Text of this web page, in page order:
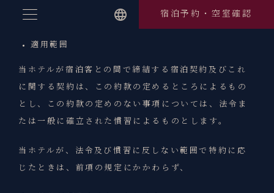
content
宿泊予約・空室確認
適用範囲
当ホテルが宿泊客との間で締結する宿泊契約及びこれ
に関する契約は、この約款の定めるところによるもの
とし、この約款の定めのない事項については、法令ま
たは一般に確立された慣習によるものとします。
当ホテルが、法令及び慣習に反しない範囲で特約に応
じたときは、前項の規定にかかわらず、